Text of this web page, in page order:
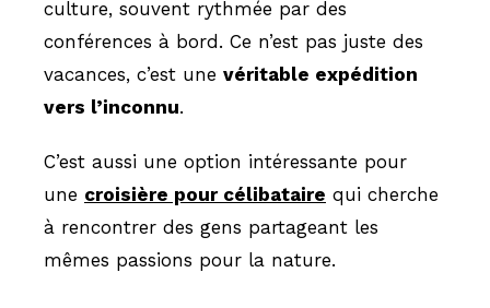
culture, souvent rythmée par des
conférences à bord. Ce n’est pas juste des
vacances, c’est une véritable expédition
vers l’inconnu.
C’est aussi une option intéressante pour
une croisière pour célibataire qui cherche
à rencontrer des gens partageant les
mêmes passions pour la nature.